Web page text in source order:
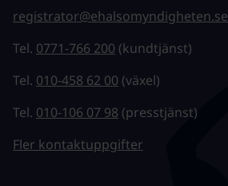
registrator@ehalsomyndigheten.se
Tel. 0771-766 200 (kundtjänst)
Tel. 010-458 62 00 (växel)
Tel. 010-106 07 98 (presstjänst)
Fler kontaktuppgifter